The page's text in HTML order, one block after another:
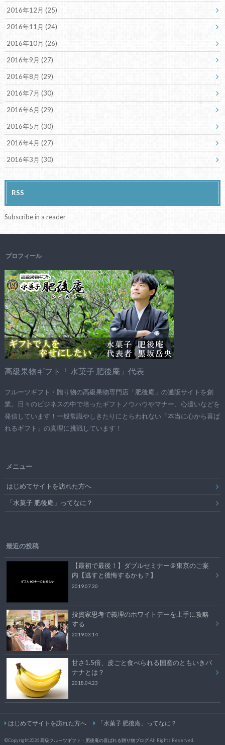
2016年12月 (25)
2016年11月 (24)
2016年10月 (26)
2016年9月 (27)
2016年8月 (29)
2016年7月 (30)
2016年6月 (29)
2016年5月 (30)
2016年4月 (27)
2016年3月 (30)
RSS
Subscribe in a reader
プロフィール
高級果物ギフト「 水菓子 肥後庵」代表
フルーツギフト・贈り物の高級果物専門店「肥後庵」の通販サイトを創
業。日々のビジネスの中で培ったギフトノウハウやマナー、心遣いなどを
発信しています！一般常識やしきたりにとらわれない「本当に心から喜ば
れるギフト」の真理に挑戦しています！
メニュー
はじめてサイトを訪れた方へ
「水菓子 肥後庵」ってなに？
最近の投稿
【最初で最後！】ダブルセミナー＠東京のご案
内【逃すと後悔するかも？】
2019.07.30
投資家思考で義理のホワイトデーを上手に攻略
する
2019.03.14
甘さ1.5倍、皮ごと食べられる国産のともいきバ
ナナとは？
2018.04.23
はじめてサイトを訪れた方へ 「水菓子 肥後庵」ってなに？
©Copyright2026高級フルーツギフト・肥後庵の喜ばれる贈り物ブログ.All Rights Reserved.